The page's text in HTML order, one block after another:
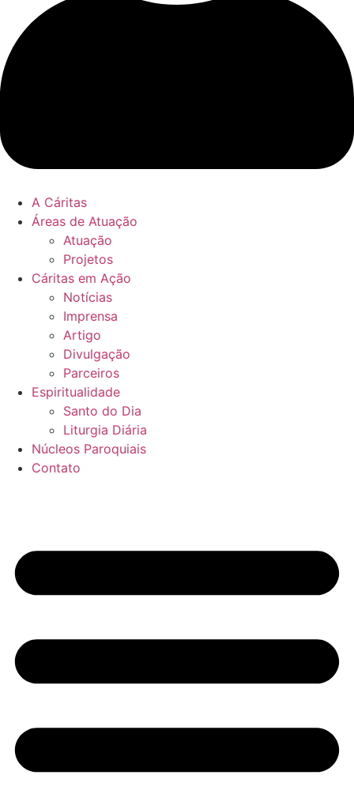
A Cáritas
Áreas de Atuação
Atuação
Projetos
Cáritas em Ação
Notícias
Imprensa
Artigo
Divulgação
Parceiros
Espiritualidade
Santo do Dia
Liturgia Diária
Núcleos Paroquiais
Contato